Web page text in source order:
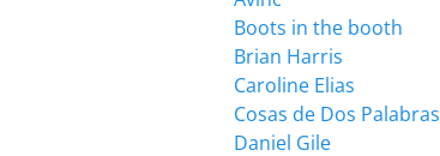
Boots in the booth
Brian Harris
Caroline Elias
Cosas de Dos Palabras
Daniel Gile